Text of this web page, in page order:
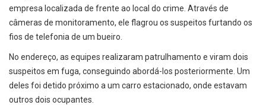
empresa localizada de frente ao local do crime. Através de
câmeras de monitoramento, ele flagrou os suspeitos furtando os
fios de telefonia de um bueiro.
No endereço, as equipes realizaram patrulhamento e viram dois
suspeitos em fuga, conseguindo abordá-los posteriormente. Um
deles foi detido próximo a um carro estacionado, onde estavam
outros dois ocupantes.